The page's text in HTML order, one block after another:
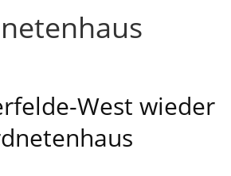
West wieder